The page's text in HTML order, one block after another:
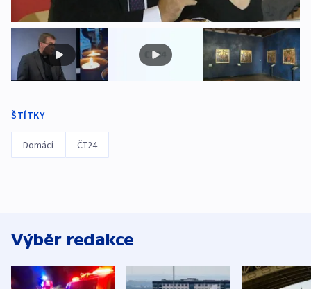
ŠTÍTKY
Domácí ČT24
Výběr redakce